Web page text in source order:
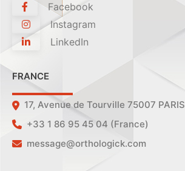
Facebook
Instagram
LinkedIn
FRANCE
17, Avenue de Tourville 75007 PARIS
+33 1 86 95 45 04 (France)
message@orthologick.com